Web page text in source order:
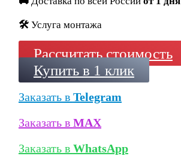
🛠️ Услуга монтажа
Рассчитать стоимость
Купить в 1 клик
Заказать в Telegram
Заказать в MAX
Заказать в WhatsApp